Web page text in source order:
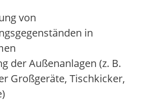
von
in
der Außenanlagen (z. B.
Großgeräte, Tischkicker,